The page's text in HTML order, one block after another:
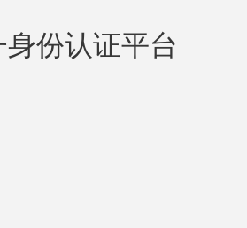
身份认证平台